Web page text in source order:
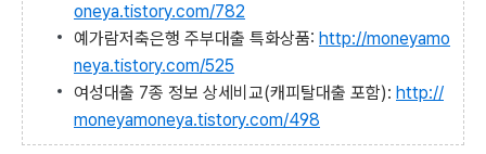
oneya.tistory.com/782
예가람저축은행 주부대출 특화상품: http://moneyamo
neya.tistory.com/525
여성대출 7종 정보 상세비교(캐피탈대출 포함): http://
moneyamoneya.tistory.com/498